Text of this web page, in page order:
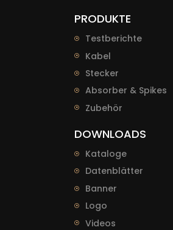
PRODUKTE
Testberichte
Kabel
Stecker
Absorber & Spikes
Zubehör
DOWNLOADS
Kataloge
Datenblätter
Banner
Logo
Videos